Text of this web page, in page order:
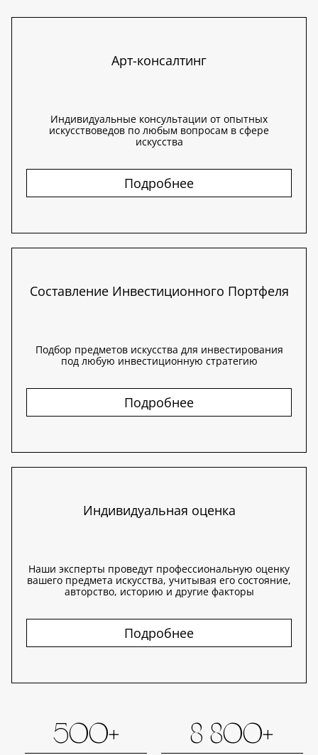
Арт-консалтинг
Индивидуальные консультации от опытных
искусствоведов по любым вопросам в сфере
искусства
Подробнее
Составление Инвестиционного Портфеля
Подбор предметов искусства для инвестирования
под любую инвестиционную стратегию
Подробнее
Индивидуальная оценка
Наши эксперты проведут профессиональную оценку
вашего предмета искусства, учитывая его состояние,
авторство, историю и другие факторы
Подробнее
500+ 8 800+